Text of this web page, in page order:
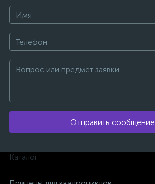
Отправить сообщение
Каталог